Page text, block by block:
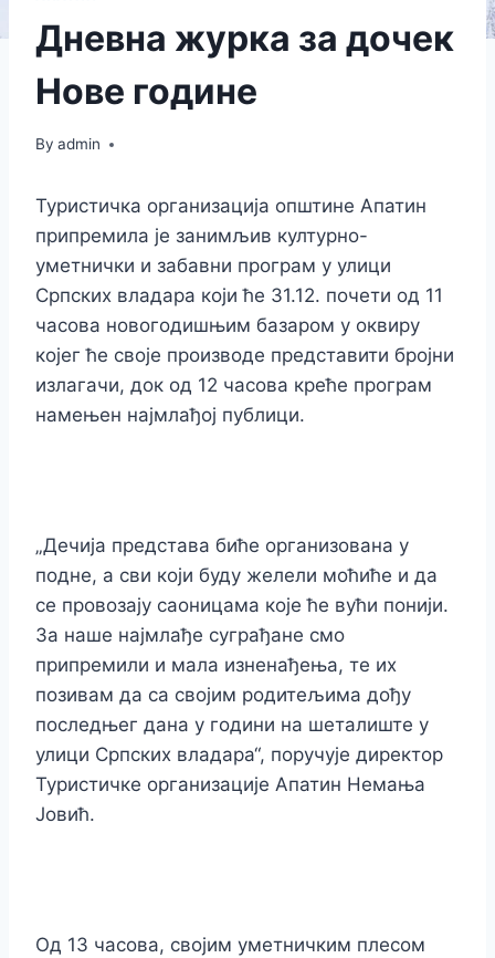
Дневна журка за дочек
Нове године
By admin
Туристичка организација општине Апатин
припремила је занимљив културно-
уметнички и забавни програм у улици
Српских владара који ће 31.12. почети од 11
часова новогодишњим базаром у оквиру
којег ће своје производе представити бројни
излагачи, док од 12 часова креће програм
намењен најмлађој публици.
„Дечија представа биће организована у
подне, а сви који буду желели моћиће и да
се провозају саоницама које ће вући понији.
За наше најмлађе суграђане смо
припремили и мала изненађења, те их
позивам да са својим родитељима дођу
последњег дана у години на шеталиште у
улици Српских владара“, поручује директор
Туристичке организације Апатин Немања
Јовић.
Од 13 часова, својим уметничким плесом